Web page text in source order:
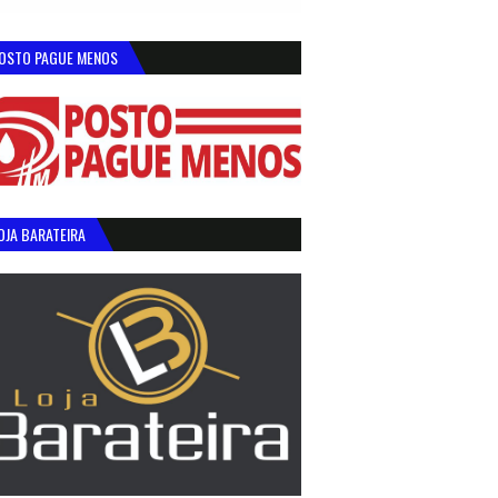
PAGUE MENOS
BARATEIRA